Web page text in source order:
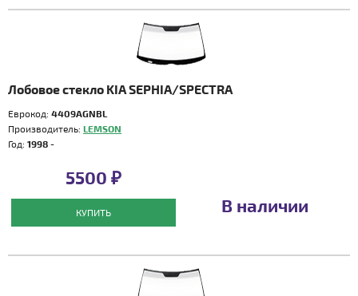
Лобовое стекло KIA SEPHIA/SPECTRA
Еврокод: 4409AGNBL
Производитель: LEMSON
Год: 1998 -
5500 ₽
КУПИТЬ В наличии